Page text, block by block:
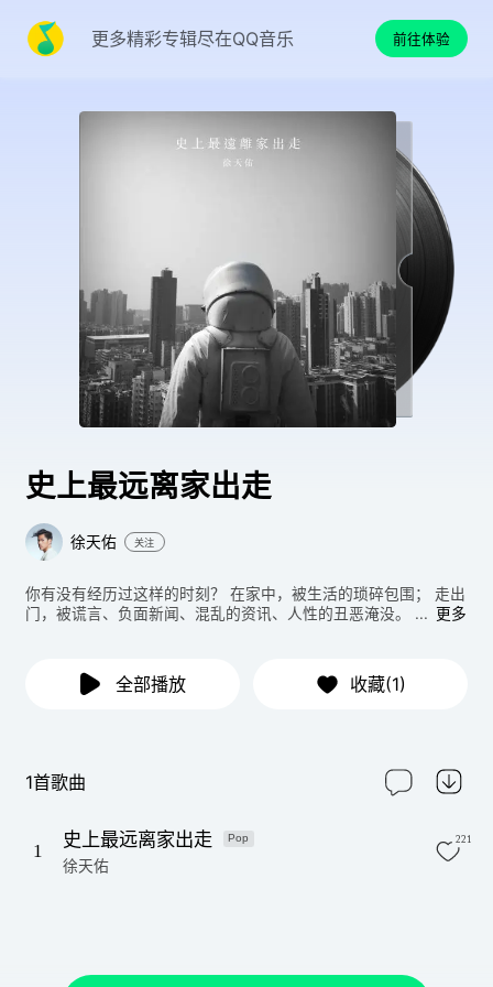
更多精彩专辑尽在QQ音乐 前往体验
史上最远离家出走
徐天佑 关注
你有没有经历过这样的时刻？ 在家中，被生活的琐碎包围； 走出
门，被谎言、负面新闻、混乱的资讯、人性的丑恶淹没。 ... 更多
全部播放 收藏(1)
1首歌曲
1
史上最远离家出走 Pop
徐天佑
221